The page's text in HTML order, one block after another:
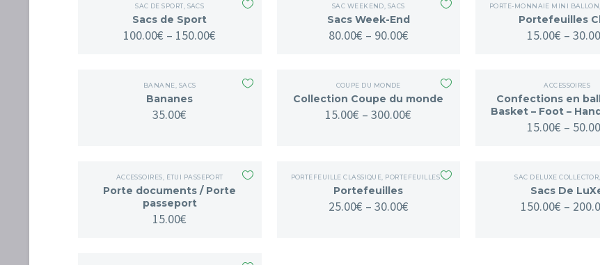
SAC DE SPORT SACS
Sacs de Sport
100.00€ – 150.00€
SAC WEEKEND SACS
Sacs Week-End
80.00€ – 90.00€
PORTE-MONNAIE MINI BALLON
Portefeuilles
15.00€ –
BANANE SACS
Bananes
35.00€
COUPE DU MONDE
Collection Coupe du monde
15.00€ –300.00€
ACCESSOIRES
Confections en
Basket – Foot –
15.00€ –
ACCESSOIRES ÉTUI PASSEPORT
Porte documents / Porte
passeport
15.00€
PORTEFEUILLE CLASSIQUE PORTEFEUILLES / PORTEMONNAIE
Portefeuilles
25.00€ – 30.00€
SAC DELUXE COLLECTOR
Sacs De
150.00€ –